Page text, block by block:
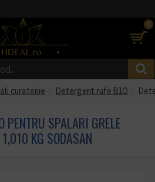
0
curatenie Detergent rufe BIO
PENTRU SPALARI GRELE
KG SODASAN